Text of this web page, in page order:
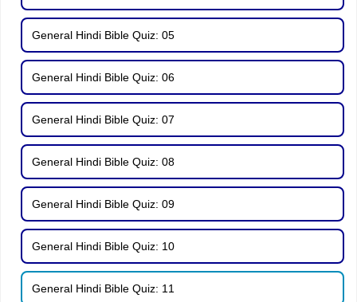
General Hindi Bible Quiz: 05
General Hindi Bible Quiz: 06
General Hindi Bible Quiz: 07
General Hindi Bible Quiz: 08
General Hindi Bible Quiz: 09
General Hindi Bible Quiz: 10
General Hindi Bible Quiz: 11